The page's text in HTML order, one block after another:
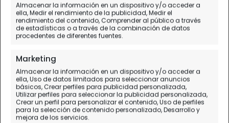
Almacenar la información en un dispositivo y/o acceder a
ella, Medir el rendimiento de la publicidad, Medir el
rendimiento del contenido, Comprender al público a través
de estadísticas o a través de la combinación de datos
procedentes de diferentes fuentes.
Marketing
Almacenar la información en un dispositivo y/o acceder a
ella, Uso de datos limitados para seleccionar anuncios
básicos, Crear perfiles para publicidad personalizada,
Utilizar perfiles para seleccionar la publicidad personalizada,
Crear un perfil para personalizar el contenido, Uso de perfiles
para la selección de contenido personalizado, Desarrollo y
mejora de los servicios.
Nómadas digitales: la
revolución del trabajo
remoto y los riesgos de